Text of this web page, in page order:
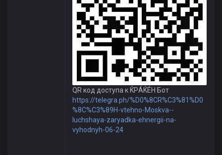
QR код доступа к ЌРÁЌÉH Бот
https://telegra.ph/%D0%8CR%C3%81%D0
%8C%C3%89H-vtehno-Moskva--
luchshaya-zaryadka-ehnergii-na-
vyhodnyh-06-24